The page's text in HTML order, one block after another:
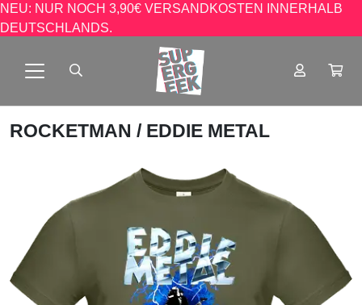
NEU: NUR NOCH 3,90€ VERSANDKOSTEN INNERHALB
DEUTSCHLANDS.
ROCKETMAN / EDDIE METAL